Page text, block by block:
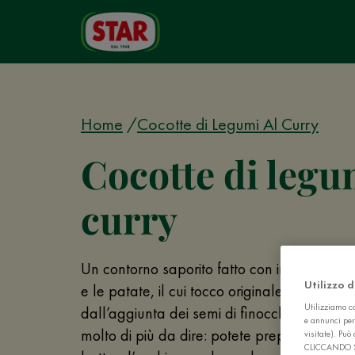
Home Cocotte di Legumi Al Curry
Cocotte di
curry
Un contorno saporito fatto con ingredienti
e le patate, il cui tocco originale è
dall’aggiunta dei semi di finocchio. Per il
molto di più da dire: potete preparare
Utilizzo
Utilizziamo
e annunci
visitate). Può
CLICCANDO